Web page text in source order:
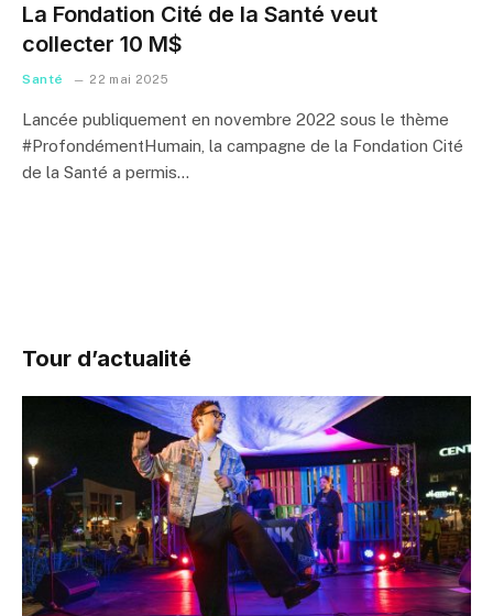
La Fondation Cité de la Santé veut
collecter 10 M$
Santé 22 mai 2025
Lancée publiquement en novembre 2022 sous le thème
#ProfondémentHumain, la campagne de la Fondation Cité
de la Santé a permis…
Tour d’actualité